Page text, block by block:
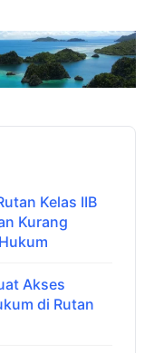
Kelas IIB
Kurang
Akses
di Rutan